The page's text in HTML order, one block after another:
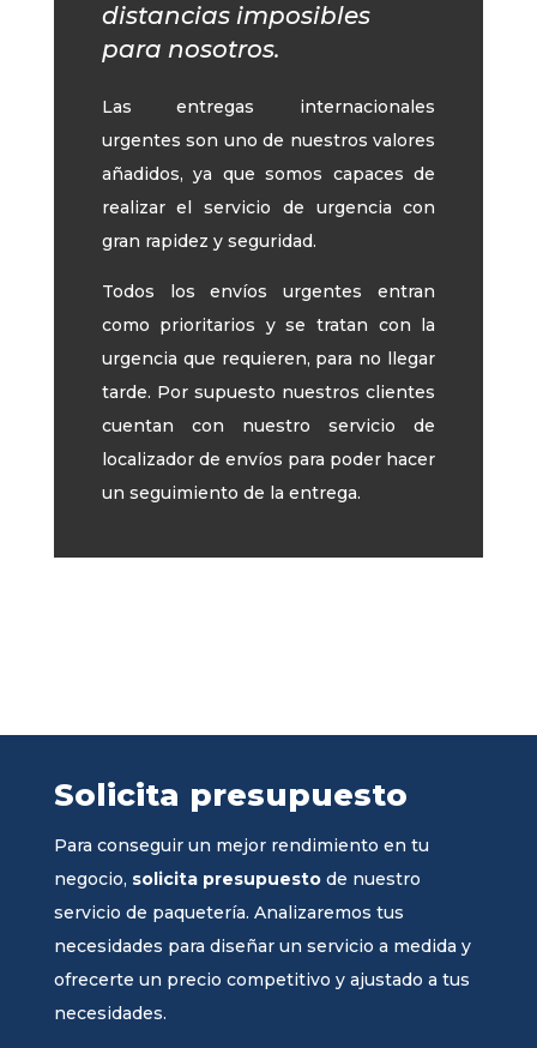
distancias imposibles
para nosotros.
Las entregas internacionales
urgentes son uno de nuestros valores
añadidos, ya que somos capaces de
realizar el servicio de urgencia con
gran rapidez y seguridad.
Todos los envíos urgentes entran
como prioritarios y se tratan con la
urgencia que requieren, para no llegar
tarde. Por supuesto nuestros clientes
cuentan con nuestro servicio de
localizador de envíos para poder hacer
un seguimiento de la entrega.
Solicita presupuesto
Para conseguir un mejor rendimiento en tu
negocio, solicita presupuestode nuestro
servicio de paquetería. Analizaremos tus
necesidades para diseñar un servicio a medida y
ofrecerte un precio competitivo y ajustado a tus
necesidades.